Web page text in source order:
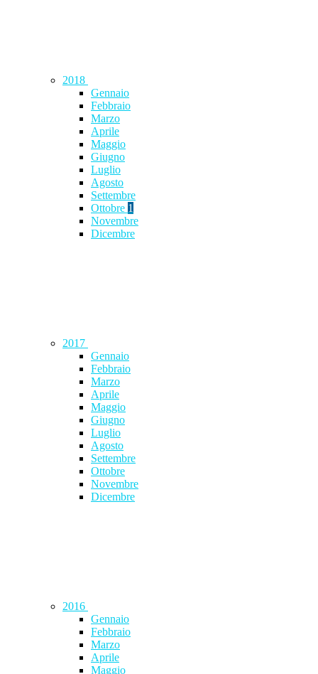
2018
Gennaio
Febbraio
Marzo
Aprile
Maggio
Giugno
Luglio
Agosto
Settembre
Ottobre 1
Novembre
Dicembre
2017
Gennaio
Febbraio
Marzo
Aprile
Maggio
Giugno
Luglio
Agosto
Settembre
Ottobre
Novembre
Dicembre
2016
Gennaio
Febbraio
Marzo
Aprile
Maggio